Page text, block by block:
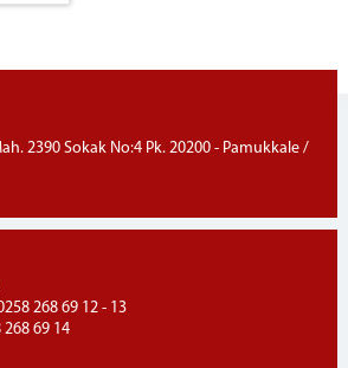
2390 Sokak No:4 Pk. 20200 - Pamukkale /
268 69 12 - 13
268 69 14